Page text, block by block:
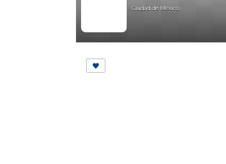
Ciudad de México